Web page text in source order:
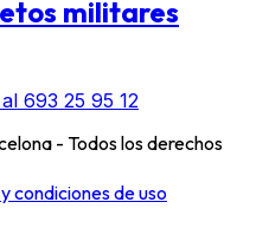
militares
693 25 95 12
- Todos los derechos
condiciones de uso